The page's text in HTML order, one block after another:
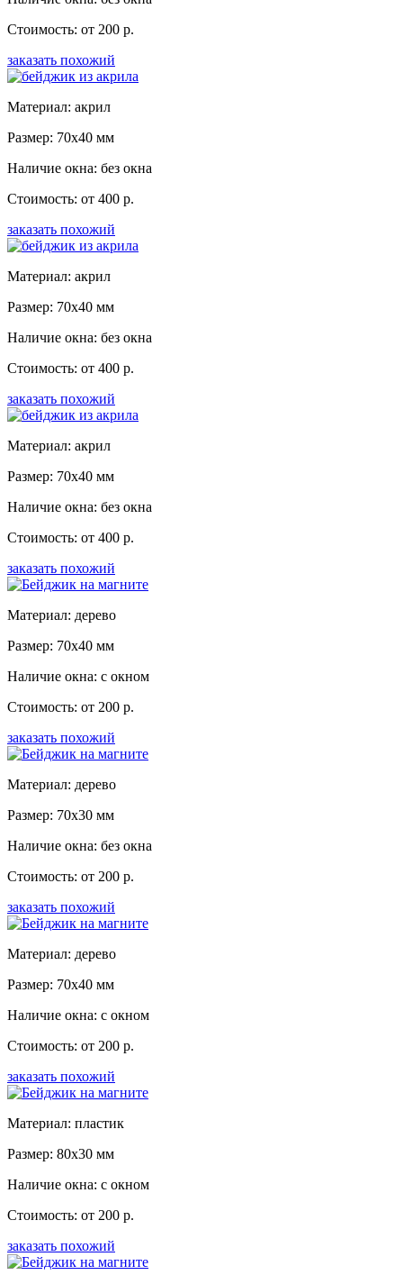
Стоимость: от 200 р.
заказать похожий
Материал: акрил
Размер: 70x40 мм
Наличие окна: без окна
Стоимость: от 400 р.
заказать похожий
Материал: акрил
Размер: 70x40 мм
Наличие окна: без окна
Стоимость: от 400 р.
заказать похожий
Материал: акрил
Размер: 70x40 мм
Наличие окна: без окна
Стоимость: от 400 р.
заказать похожий
Материал: дерево
Размер: 70x40 мм
Наличие окна: с окном
Стоимость: от 200 р.
заказать похожий
Материал: дерево
Размер: 70x30 мм
Наличие окна: без окна
Стоимость: от 200 р.
заказать похожий
Материал: дерево
Размер: 70x40 мм
Наличие окна: с окном
Стоимость: от 200 р.
заказать похожий
Материал: пластик
Размер: 80x30 мм
Наличие окна: с окном
Стоимость: от 200 р.
заказать похожий